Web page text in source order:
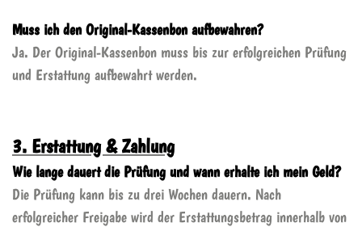
Muss ich den Original-Kassenbon aufbewahren?
Ja. Der Original-Kassenbon muss bis zur erfolgreichen Prüfung
und Erstattung aufbewahrt werden.
3. Erstattung & Zahlung
Wie lange dauert die Prüfung und wann erhalte ich mein Geld?
Die Prüfung kann bis zu drei Wochen dauern. Nach
erfolgreicher Freigabe wird der Erstattungsbetrag innerhalb von